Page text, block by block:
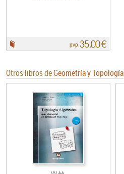
pvp.35,00 €
Otros libros deGeometría y Topología